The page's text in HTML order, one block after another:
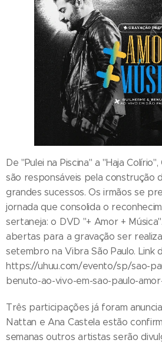
De "Pulei na Piscina" a "Haja
são responsáveis pela construção
grandes sucessos. Os irmãos se
jornada que consolida o
sertaneja: o DVD "+ Amor +
abertas para a gravação ser
setembro na Vibra São Paulo. Link
https://uhuu.com/evento/sp/sao-
benuto-ao-vivo-em-sao-paulo-
Três participações já foram
Nattan e Ana Castela estão
semanas outros artistas serão